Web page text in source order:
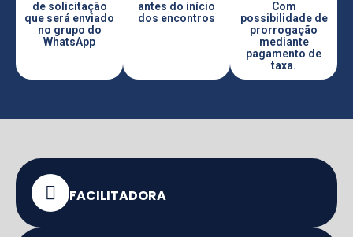
de solicitação
que será enviado
no grupo do
WhatsApp
antes do início
dos encontros
Com
possibilidade de
prorrogação
mediante
pagamento de
taxa.
FACILITADORA